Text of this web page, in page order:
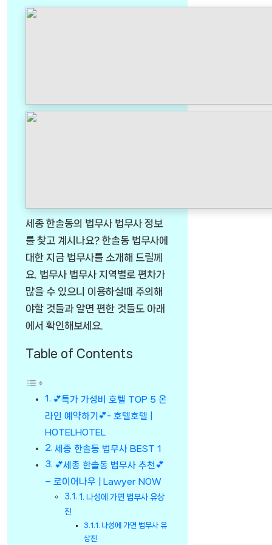
세종 한솔동의 법무사 법무사 정보
를 찾고 계시나요? 한솔동 법무사에
대한 지금 법무사를 소개해 드릴께
요. 법무사 법무사 지역별로 편차가
많을 수 있으니 이용하실때 주의해
야할 것들과 알면 편한 것들도 아래
에서 확인해보세요.
Table of Contents
💕특가 가성비 호텔 TOP 5 온
라인 예약하기💕- 호텔호텔 |
HOTELHOTEL
세종 한솔동 법무사 BEST 1
💕세종 한솔동 법무사 추천💕
– 로이어나우 | Lawyer NOW
1. 나성에 가면 법무사 유상
진
나성에 가면 법무사 유
상진